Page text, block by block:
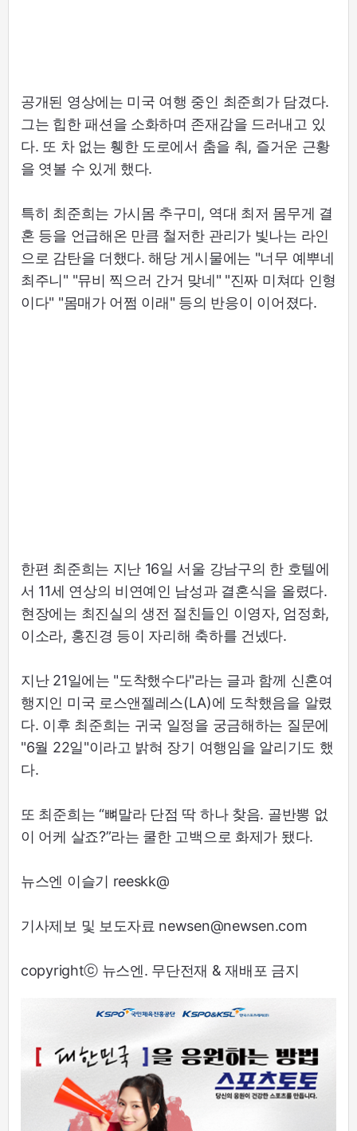
공개된 영상에는 미국 여행 중인 최준희가 담겼다.
그는 힙한 패션을 소화하며 존재감을 드러내고 있
다. 또 차 없는 휑한 도로에서 춤을 춰, 즐거운 근황
을 엿볼 수 있게 했다.
특히 최준희는 가시몸 추구미, 역대 최저 몸무게 결
혼 등을 언급해온 만큼 철저한 관리가 빛나는 라인
으로 감탄을 더했다. 해당 게시물에는 "너무 예뿌네
최주니" "뮤비 찍으러 간거 맞네" "진짜 미쳐따 인형
이다" "몸매가 어쩜 이래" 등의 반응이 이어졌다.
한편 최준희는 지난 16일 서울 강남구의 한 호텔에
서 11세 연상의 비연예인 남성과 결혼식을 올렸다.
현장에는 최진실의 생전 절친들인 이영자, 엄정화,
이소라, 홍진경 등이 자리해 축하를 건넸다.
지난 21일에는 "도착했수다"라는 글과 함께 신혼여
행지인 미국 로스앤젤레스(LA)에 도착했음을 알렸
다. 이후 최준희는 귀국 일정을 궁금해하는 질문에
"6월 22일"이라고 밝혀 장기 여행임을 알리기도 했
다.
또 최준희는 “뼈말라 단점 딱 하나 찾음. 골반뽕 없
이 어케 살죠?”라는 쿨한 고백으로 화제가 됐다.
뉴스엔 이슬기 reeskk@
기사제보 및 보도자료 newsen@newsen.com
copyrightⓒ 뉴스엔. 무단전재 & 재배포 금지